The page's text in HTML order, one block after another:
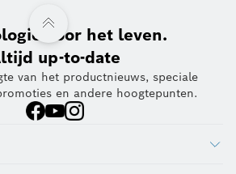
voor het leven.
up-to-date
van het productnieuws, speciale
en andere hoogtepunten.